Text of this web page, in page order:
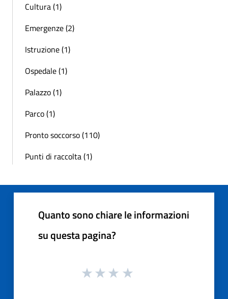
Cultura (1)
Emergenze (2)
Istruzione (1)
Ospedale (1)
Palazzo (1)
Parco (1)
Pronto soccorso (110)
Punti di raccolta (1)
Quanto sono chiare le informazioni
su questa pagina?